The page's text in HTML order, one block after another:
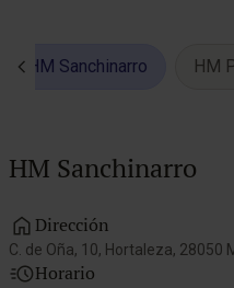
HM Sanchinarro HM
HM Sanchinarro
Dirección
C. de Oña, 10, Hortaleza, 28050
Horario